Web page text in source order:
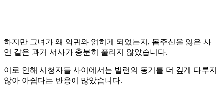
하지만 그녀가 왜 악귀와 얽히게 되었는지, 몸주신을 잃은 사
연 같은 과거 서사가 충분히 풀리지 않았습니다.
이로 인해 시청자들 사이에서는 빌런의 동기를 더 깊게 다루지
않아 아쉽다는 반응이 많았습니다.